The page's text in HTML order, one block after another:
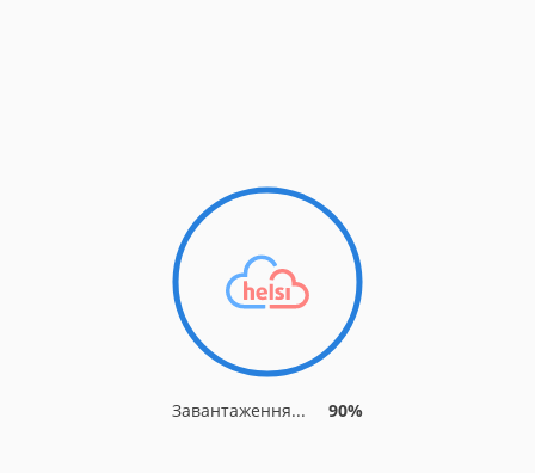
Завантаження... 90%